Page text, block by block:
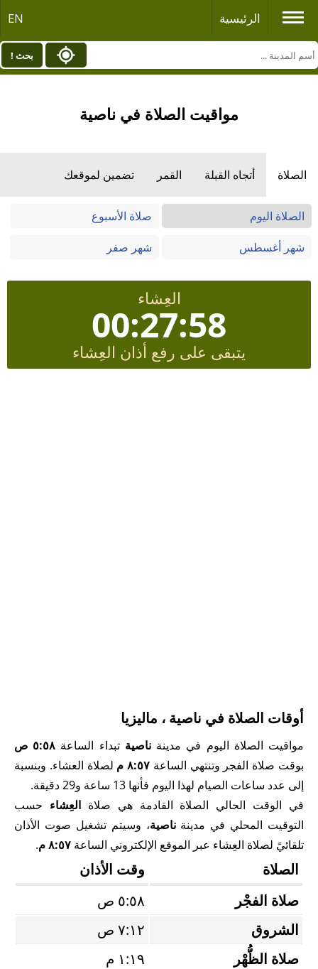
الرئيسية EN
بحث !
مواقيت الصلاة في ناصية
الصلاة أتجاه القبلة القمر تضمين لموقعك
الصلاة اليوم
صلاة الأسبوع
شهر أغسطس
شهر صفر
العِشاء
00:27:58
يتبقى على رفع أذان العِشاء
أوقات الصلاة في ناصية ، ماليزيا
مواقيت الصلاة اليوم في مدينةناصية تبداء الساعة ٥:٥٨ ص
بوقت صلاة الفجر وتنتهي الساعة ٨:٥٧ م
لصلاة العشاء. وبنسبة
إلى عدد ساعات الصيام لهذا اليوم فأنها 13 ساعة و29 دقيقة.
في الوقت الحالي الصلاة القادمة هي صلاةالعِشاء حسب
التوقيت المحلي في مدينةناصية، وسيتم تشغيل صوت الأذان
تلقائيً لصلاة العِشاء عبر الموقع الإلكتروني الساعة ٨:٥٧ م .
الصلاة
وقت الأذان
صلاة الفجْر
٥:٥٨ ص
الشروق
٧:١٢ ص
صلاة الظُّهْر
١:١٩ م